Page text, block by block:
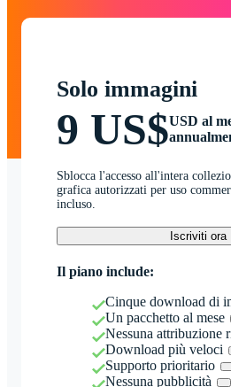
Solo immagini
9 US$USD al
Sblocca l'accesso all'intera
grafica autorizzati per uso
incluso.
Iscriviti ora
Il piano include:
Cinque download di
Un pacchetto al mese
Nessuna attribuzione
Download più veloci
Supporto prioritario
Nessuna pubblicità